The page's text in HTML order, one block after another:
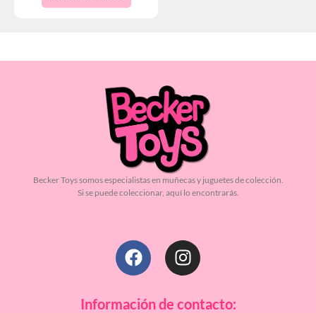
Becker Toys somos especialistas en muñecas y juguetes de colección.
Si se puede coleccionar, aquí lo encontrarás.
Información de contacto: